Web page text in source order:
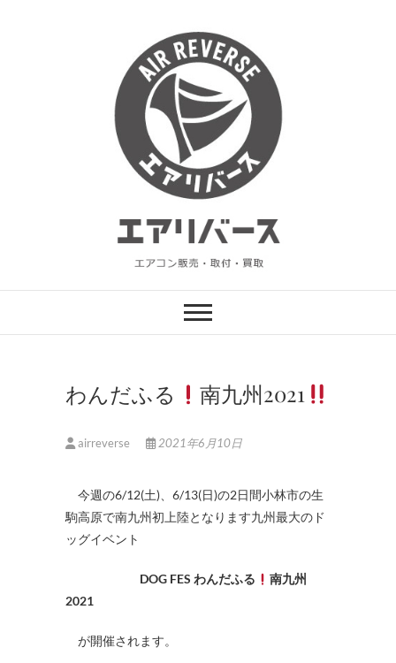
エアリバース
わんだふる 南九州2021
airreverse 2021年6月10日
今週の6/12(土)、6/13(日)の2日間小林市の生
駒高原で南九州初上陸となります九州最大のド
ッグイベント
DOG FES わんだふる
南九州
2021
が開催されます。